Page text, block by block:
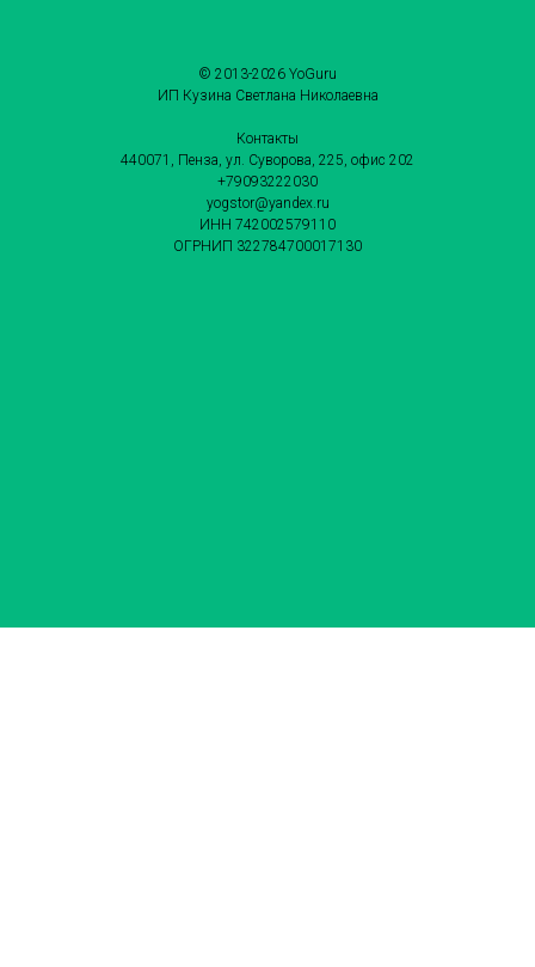
© 2013-2026 YoGuru
ИП Кузина Светлана Николаевна
Контакты
440071, Пенза, ул. Суворова, 225, офис 202
+79093222030
yogstor@yandex.ru
ИНН 742002579110
ОГРНИП 322784700017130